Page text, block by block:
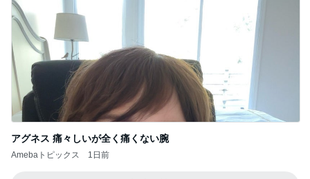
アグネス 痛々しいが全く痛くない腕
Amebaトピックス 1日前